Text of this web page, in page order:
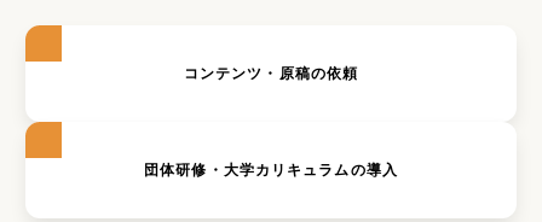
コンテンツ・原稿の依頼
団体研修・大学カリキュラムの導入